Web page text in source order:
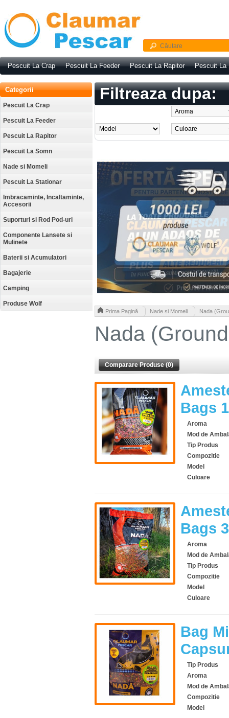
Pescuit La Crap Pescuit La Feeder Pescuit La Rapitor Pescuit La
Categorii
Pescuit La Crap
Pescuit La Feeder
Pescuit La Rapitor
Pescuit La Somn
Nade si Momeli
Pescuit La Stationar
Imbracaminte, Incaltaminte,
Accesorii
Suporturi si Rod Pod-uri
Componente Lansete si
Mulinete
Baterii si Acumulatori
Bagajerie
Camping
Produse Wolf
Filtreaza dupa:
Prima Pagină Nade si Momeli Nada
Nada
Comparare Produse (0)
Bags
Aroma
Mod de
Tip Produs
Compozitie
Model
Culoare
Bags
Aroma
Mod de
Tip Produs
Compozitie
Model
Culoare
Bag
Tip Produs
Aroma
Mod de
Compozitie
Model